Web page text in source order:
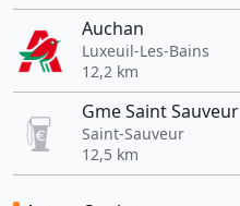
Auchan
Luxeuil-Les-Bains
12,2 km
Gme Saint Sauveur
Saint-Sauveur
12,5 km